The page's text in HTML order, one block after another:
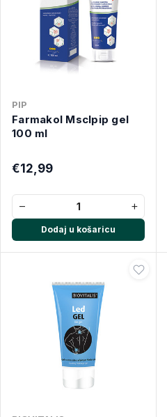
PIP
Farmakol Msclpip gel
100 ml
€12,99
− +
Dodaj u košaricu